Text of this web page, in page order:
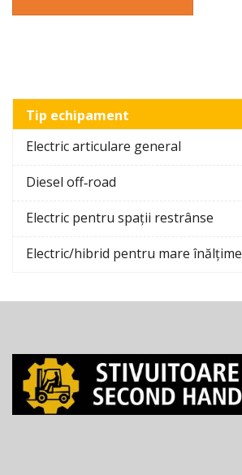
Tip echipament
Electric articulare general
Diesel off‑road
Electric pentru spații restrânse
Electric/hibrid pentru mare înălțime